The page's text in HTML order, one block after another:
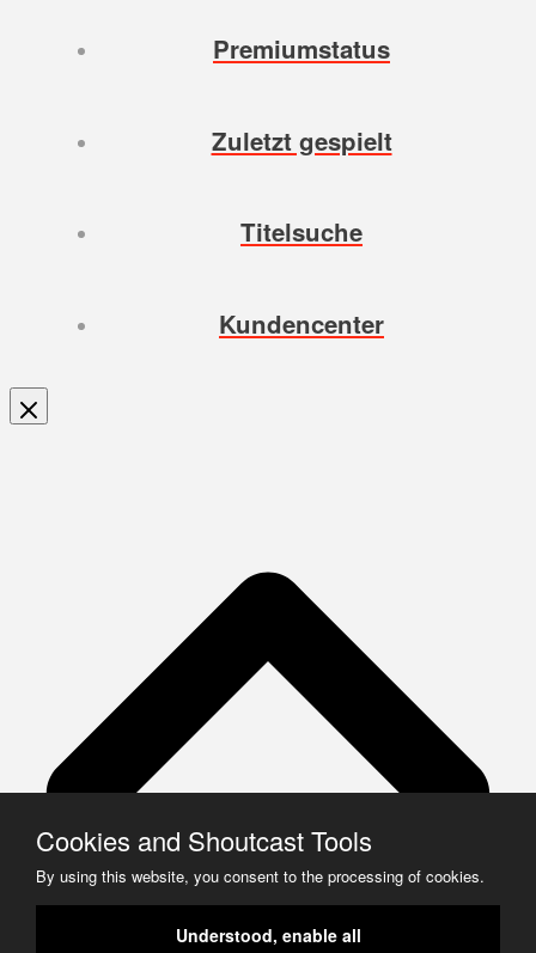
Premiumstatus
Zuletzt gespielt
Titelsuche
Kundencenter
Cookies and Shoutcast Tools
By using this website, you consent to the processing of cookies.
Understood, enable all